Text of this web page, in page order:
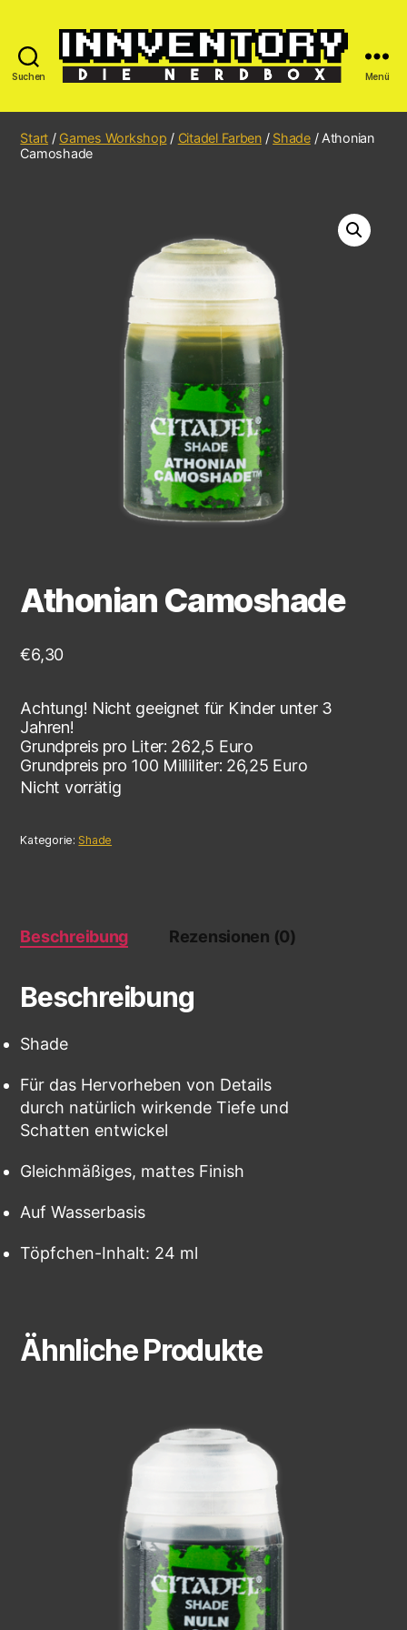
Suchen Menü
Start / Games Workshop / Citadel Farben/ Shade/ Athonian
Camoshade
Athonian Camoshade
€6,30
Achtung! Nicht geeignet für Kinder unter 3
Jahren!
Grundpreis pro Liter: 262,5 Euro
Grundpreis pro 100 Milliliter: 26,25 Euro
Nicht vorrätig
Kategorie: Shade
Beschreibung Rezensionen (0)
Beschreibung
Shade
Für das Hervorheben von Details
durch natürlich wirkende Tiefe und
Schatten entwickel
Gleichmäßiges, mattes Finish
Auf Wasserbasis
Töpfchen-Inhalt: 24 ml
Ähnliche Produkte